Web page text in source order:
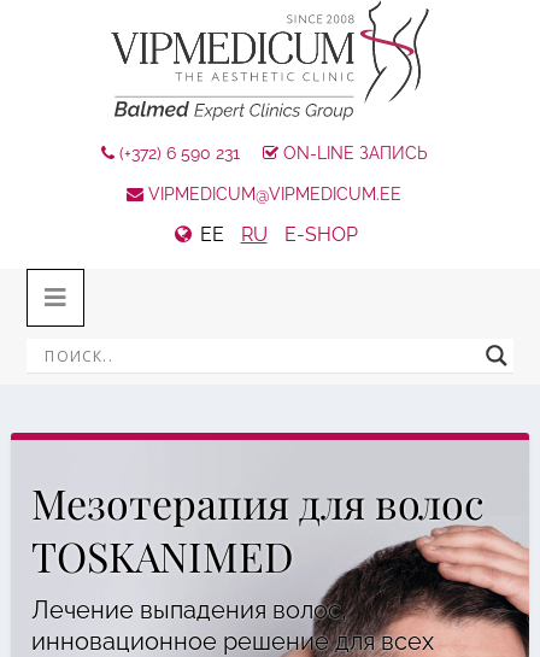
(+372) 6 590 231 ON-LINE ЗАПИСЬ
VIPMEDICUM@VIPMEDICUM.EE
EE RU E-SHOP
Мезотерапия для волос
TOSKANIMED
Лечение выпадения волос,
инновационное решение для всех